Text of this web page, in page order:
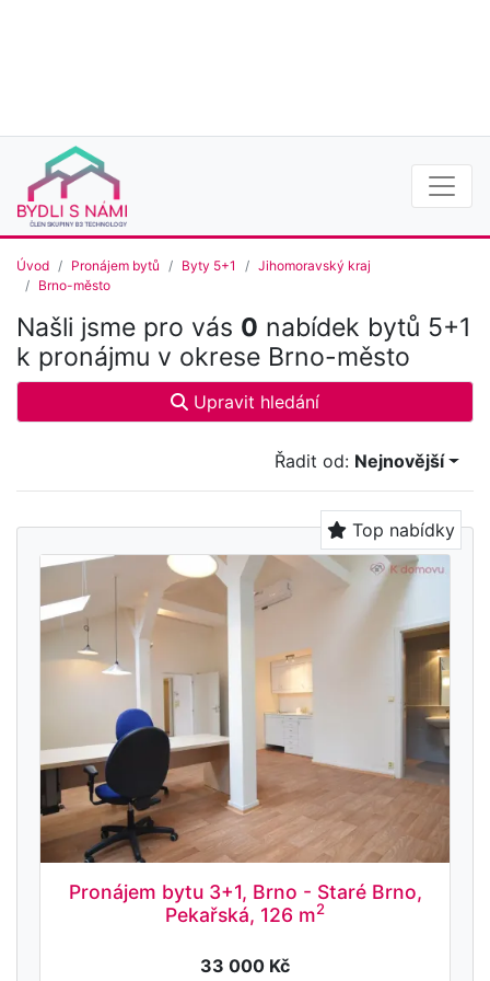
Úvod Pronájem bytů Byty 5+1
Jihomoravský kraj
Brno-město
Našli jsme pro vás 0 nabídek bytů 5+1
k pronájmu v okrese Brno-město
Upravit hledání
Řadit od: Nejnovější
Top nabídky
Pronájem bytu 3+1, Brno - Staré Brno,
Pekařská, 126 m2
33 000 Kč